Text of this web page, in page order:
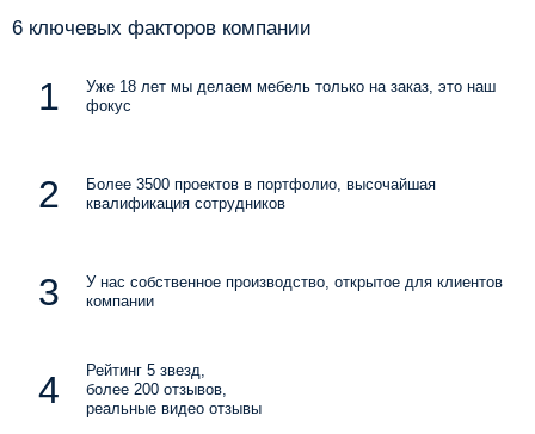
6 ключевых факторов компании
Уже 18 лет мы делаем мебель только на заказ, это наш
фокус
Более 3500 проектов в портфолио, высочайшая
квалификация сотрудников
У нас собственное производство, открытое для клиентов
компании
Рейтинг 5 звезд,
более 200 отзывов,
реальные видео отзывы